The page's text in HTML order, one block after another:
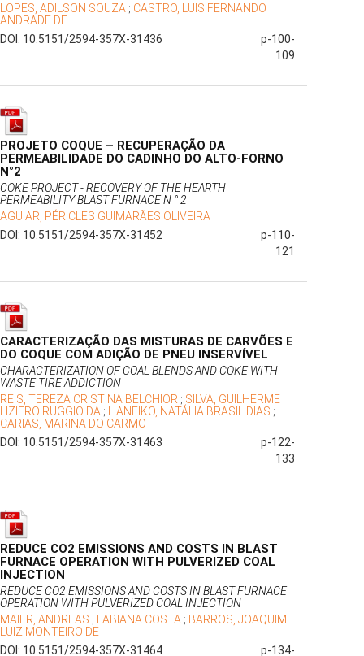
LOPES, ADILSON SOUZA ; CASTRO, LUIS FERNANDO
ANDRADE DE
DOI: 10.5151/2594-357X-31436
p-100-
109
PROJETO COQUE – RECUPERAÇÃO DA
PERMEABILIDADE DO CADINHO DO ALTO-FORNO
N°2
COKE PROJECT - RECOVERY OF THE HEARTH
PERMEABILITY BLAST FURNACE N ° 2
AGUIAR, PÉRICLES GUIMARÃES OLIVEIRA
DOI: 10.5151/2594-357X-31452
p-110-
121
CARACTERIZAÇÃO DAS MISTURAS DE CARVÕES E
DO COQUE COM ADIÇÃO DE PNEU INSERVÍVEL
CHARACTERIZATION OF COAL BLENDS AND COKE WITH
WASTE TIRE ADDICTION
REIS, TEREZA CRISTINA BELCHIOR ; SILVA, GUILHERME
LIZIERO RUGGIO DA ; HANEIKO, NATÁLIA BRASIL DIAS ;
CARIAS, MARINA DO CARMO
DOI: 10.5151/2594-357X-31463
p-122-
133
REDUCE CO2 EMISSIONS AND COSTS IN BLAST
FURNACE OPERATION WITH PULVERIZED COAL
INJECTION
REDUCE CO2 EMISSIONS AND COSTS IN BLAST FURNACE
OPERATION WITH PULVERIZED COAL INJECTION
MAIER, ANDREAS ; FABIANA COSTA ; BARROS, JOAQUIM
LUIZ MONTEIRO DE
DOI: 10.5151/2594-357X-31464
p-134-